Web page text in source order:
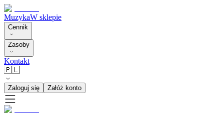
MuzykaW sklepie
Cennik
Zasoby
Kontakt
🇵🇱
Zaloguj się Załóż konto